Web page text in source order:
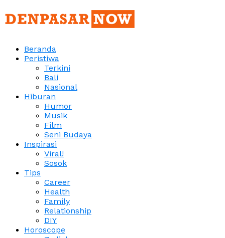
Beranda
Peristiwa
Terkini
Bali
Nasional
Hiburan
Humor
Musik
Film
Seni Budaya
Inspirasi
Viral!
Sosok
Tips
Career
Health
Family
Relationship
DIY
Horoscope